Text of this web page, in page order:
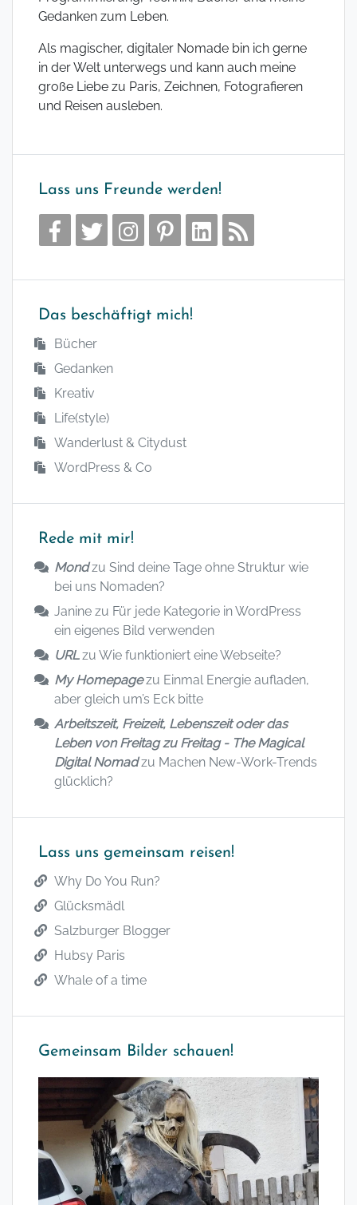
Gedanken zum Leben.
Als magischer, digitaler Nomade bin ich gerne
in der Welt unterwegs und kann auch meine
große Liebe zu Paris, Zeichnen, Fotografieren
und Reisen ausleben.
Lass uns Freunde werden!
Das beschäftigt mich!
Bücher
Gedanken
Kreativ
Life(style)
Wanderlust & Citydust
WordPress & Co
Rede mit mir!
Mondzu Sind deine Tage ohne Struktur wie
bei uns Nomaden?
Janine zu Für jede Kategorie in WordPress
ein eigenes Bild verwenden
URLzu Wie funktioniert eine Webseite?
My Homepagezu Einmal Energie aufladen,
aber gleich um’s Eck bitte
Arbeitszeit, Freizeit, Lebenszeit oder das
Leben von Freitag zu Freitag - The Magical
Digital Nomadzu Machen New-Work-Trends
glücklich?
Lass uns gemeinsam reisen!
Why Do You Run?
Glücksmädl
Salzburger Blogger
Hubsy Paris
Whale of a time
Gemeinsam Bilder schauen!